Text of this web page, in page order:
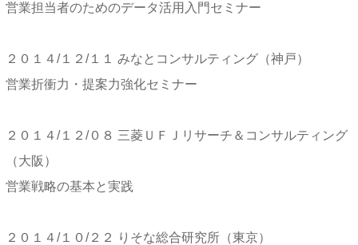
営業担当者のためのデータ活用入門セミナー
２０１４/１２/１１ みなとコンサルティング（神戸）
営業折衝力・提案力強化セミナー
２０１４/１２/０８ 三菱ＵＦＪリサーチ＆コンサルティング
（大阪）
営業戦略の基本と実践
２０１４/１０/２２ りそな総合研究所（東京）